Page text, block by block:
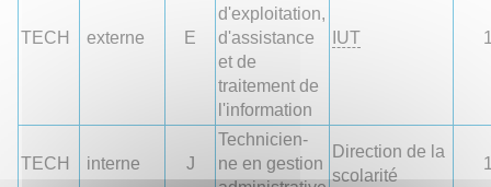
TECH externe E
d'exploitation,
d'assistance
et de
traitement de
l'information
IUT
TECH interne J
Technicien-
ne en gestion
Direction de la
scolarité